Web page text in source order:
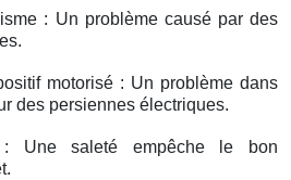
: Un problème causé par des
motorisé : Un problème dans
des persiennes électriques.
: Une saleté empêche le bon